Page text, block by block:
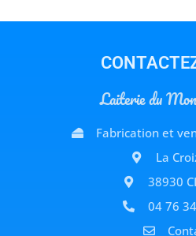
Laiterie du
Fabrication et
La
38930
04 76